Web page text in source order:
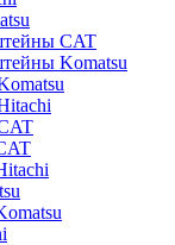
CAT
Komatsu